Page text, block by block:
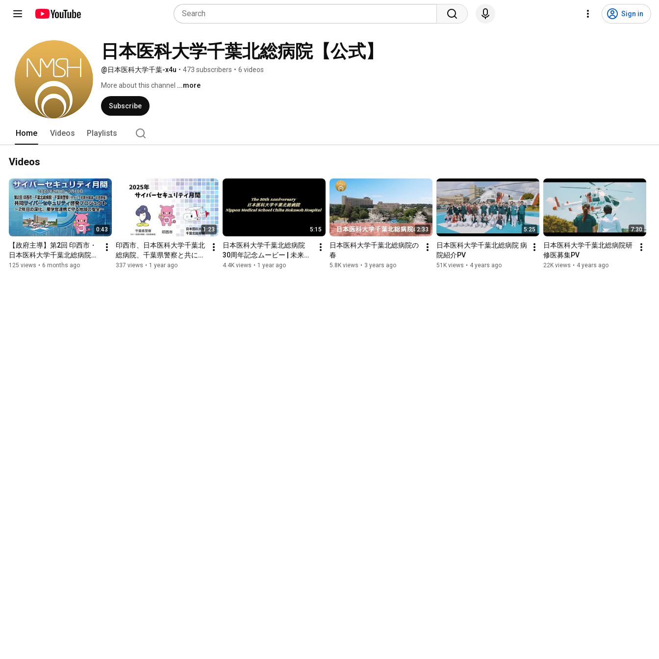
Sign in
日本医科大学千葉北総病院【公式】
@日本医科大学千葉-x4u • 473 subscribers • 6 videos
More about this channel ...more
Subscribe
Home Videos Playlists
Videos
0:43
【政府主導】第2回 印西市・
日本医科大学千葉北総病院・
千葉県警察 共同サイバーセキ
125 views • 6 months ago
1:23
印西市、日本医科大学千葉北
総病院、千葉県警察と共に安
心をはぐくむデジタル社会
337 views • 1 year ago
5:15
日本医科大学千葉北総病院
30周年記念ムービー | 未来へ
つなぐ医療の歩み
4.4K views • 1 year ago
2:33
日本医科大学千葉北総病院の
春
5.8K views • 3 years ago
5:25
日本医科大学千葉北総病院 病
院紹介PV
51K views • 4 years ago
7:30
日本医科大学千葉北総病院研
修医募集PV
22K views • 4 years ago